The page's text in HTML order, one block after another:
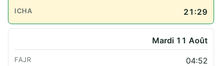
21:29
Mardi 11 Août
04:52